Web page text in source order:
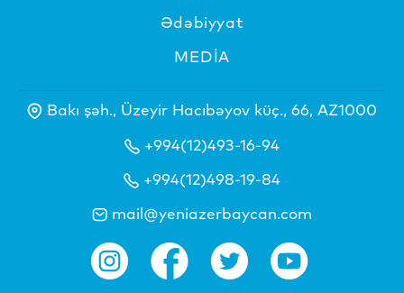
Ədəbiyyat
MEDİA
Bakı şəh., Üzeyir Hacıbəyov küç., 66, AZ1000
+994(12)493-16-94
+994(12)498-19-84
mail@yeniazerbaycan.com